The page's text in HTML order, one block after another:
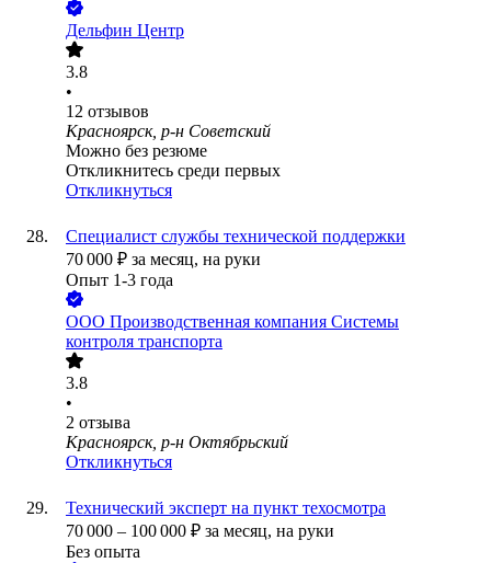
Дельфин Центр
3.8
•
12 отзывов
Красноярск, р-н Советский
Можно без резюме
Откликнитесь среди первых
Откликнуться
Специалист службы технической поддержки
70 000 ₽ за месяц, на руки
Опыт 1-3 года
ООО Производственная компания Системы
контроля транспорта
3.8
•
2 отзыва
Красноярск, р-н Октябрьский
Откликнуться
Технический эксперт на пункт техосмотра
70 000 – 100 000 ₽ за месяц, на руки
Без опыта